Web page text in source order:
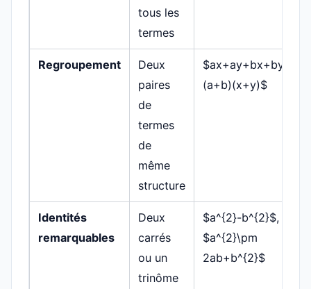
tous les
termes
Regroupement
Deux
paires
de
termes
de
même
structure
$ax+ay+bx+by=
(a+b)(x+y)$
Identités
remarquables
Deux
carrés
ou un
trinôme
$a^{2}-b^{2}$,
$a^{2}\pm
2ab+b^{2}$